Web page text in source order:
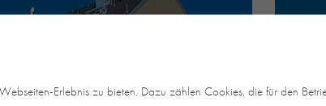
Erlebnis zu bieten. Dazu zählen Cookies, die für den